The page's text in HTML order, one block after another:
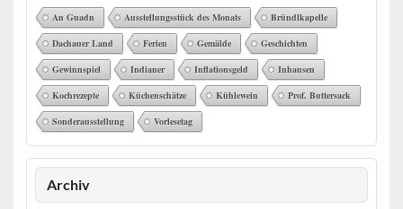
An Guadn Ausstellungsstück des Monats Bründlkapelle
Dachauer Land Ferien Gemälde Geschichten
Gewinnspiel Indianer Inflationsgeld Inhausen
Kochrezepte Küchenschätze Kühlewein Prof. Buttersack
Sonderausstellung Vorlesetag
Archiv